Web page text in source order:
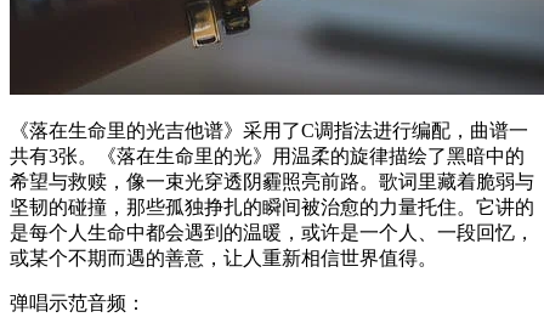
《落在生命里的光吉他谱》采用了C调指法进行编配，曲谱一
共有3张。《落在生命里的光》用温柔的旋律描绘了黑暗中的
希望与救赎，像一束光穿透阴霾照亮前路。歌词里藏着脆弱与
坚韧的碰撞，那些孤独挣扎的瞬间被治愈的力量托住。它讲的
是每个人生命中都会遇到的温暖，或许是一个人、一段回忆，
或某个不期而遇的善意，让人重新相信世界值得。
弹唱示范音频：